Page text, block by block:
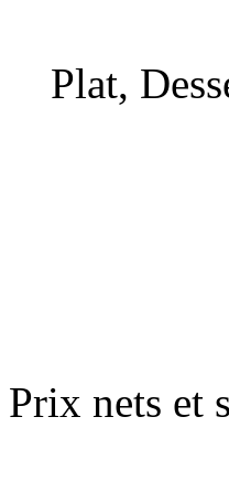
Plat,
Prix nets et